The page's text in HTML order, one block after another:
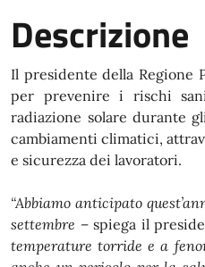
Descrizione
Il presidente della Regione
per prevenire i rischi
radiazione solare durante
cambiamenti climatici,
e sicurezza dei lavoratori.
“Abbiamo anticipato
settembre – spiega il
temperature torride e a